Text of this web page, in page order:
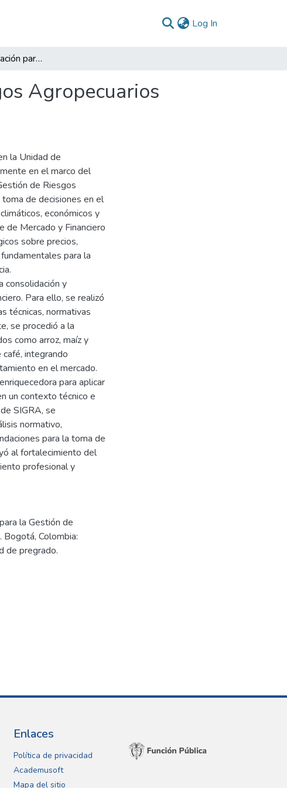
Log In
Sistema de Información para la Gestión de Riesgos Agropecuarios SIGRA
Agropecuarios
la Unidad de
en el marco del
de Riesgos
de decisiones en el
económicos y
Mercado y Financiero
sobre precios,
para la
consolidación y
Para ello, se realizó
técnicas, normativas
se procedió a la
como arroz, maíz y
integrando
en el mercado.
para aplicar
un contexto técnico e
SIGRA, se
normativo,
para la toma de
al fortalecimiento del
profesional y
la Gestión de
Colombia:
de pregrado.
Enlaces
Política de privacidad
Academusoft
Mapa del sitio